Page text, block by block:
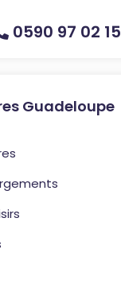
0590 97 02 15
Guadeloupe